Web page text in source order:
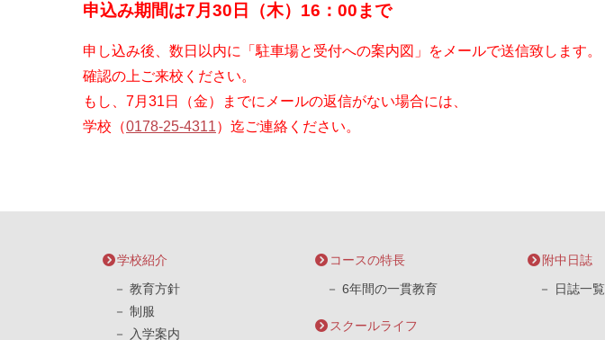
申込み期間は7月30日（木）16：00まで
申し込み後、数日以内に「駐車場と受付への案内図」をメールで送信致します。
確認の上ご来校ください。
もし、7月31日（金）までにメールの返信がない場合には、
学校（0178-25-4311）迄ご連絡ください。
学校紹介
教育方針
制服
入学案内
コースの特長
6年間の一貫教育
スクールライフ
附中日誌
日誌一覧